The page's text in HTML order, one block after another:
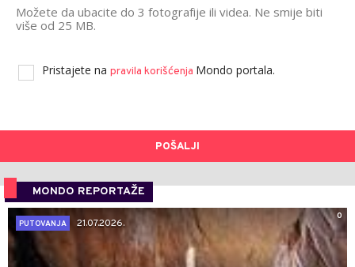
Možete da ubacite do 3 fotografije ili videa. Ne smije biti
više od 25 MB.
Pristajete na pravila korišćenja Mondo portala.
POŠALJI
MONDO REPORTAŽE
0
PUTOVANJA
21.07.2026.